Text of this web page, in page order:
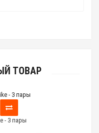
ТОВАР
- 3 пары